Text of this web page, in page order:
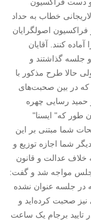
خطاب به حداد
اصولگرایان
کنند. آقایان
جلسه گذاشتند و
حالا طرح مذکور با
که در بین صحبت‌های
رسایی چهره
طور که" ایسنا"
شما مبتنی بر این
شما اجازه توزیع و
خلاف عدالت و قانون
مواجه شد و گفت:
در جلسه عنوان نشده
صحبت کرده‌اید و
تایید برجام یک ساعت